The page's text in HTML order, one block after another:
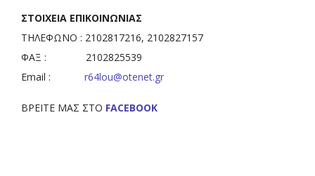
ΣΤΟΙΧΕΙΑ ΕΠΙΚΟΙΝΩΝΙΑΣ
ΤΗΛΕΦΩΝΟ : 2102817216, 2102827157
ΦΑΞ : 2102825539
Email : r64lou@otenet.gr
ΒΡΕΙΤΕ ΜΑΣ ΣΤΟ FACEBOOK